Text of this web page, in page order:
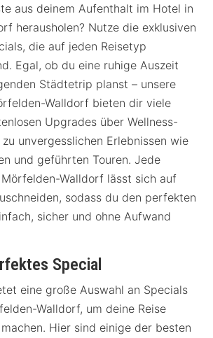
aus deinem Aufenthalt im Hotel in
herausholen? Nutze die exklusiven
die auf jeden Reisetyp
Egal, ob du eine ruhige Auszeit
Städtetrip planst – unsere
Walldorf bieten dir viele
Upgrades über Wellness-
unvergesslichen Erlebnissen wie
und geführten Touren. Jede
Walldorf lässt sich auf
sodass du den perfekten
sicher und ohne Aufwand
Special
eine große Auswahl an Specials
Walldorf, um deine Reise
Hier sind einige der besten